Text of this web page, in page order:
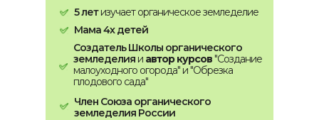
5 летизучает органическое земледелие
Мама 4х детей
Создатель Школы органического
земледелия и автор курсов "Создание
малоуходного огорода" и "Обрезка
плодового сада"
Член Союза органического
земледелия России